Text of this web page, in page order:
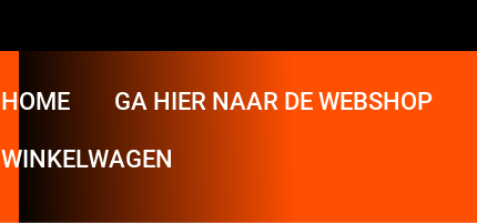
HOME GA HIER NAAR DE WEBSHOP
WINKELWAGEN